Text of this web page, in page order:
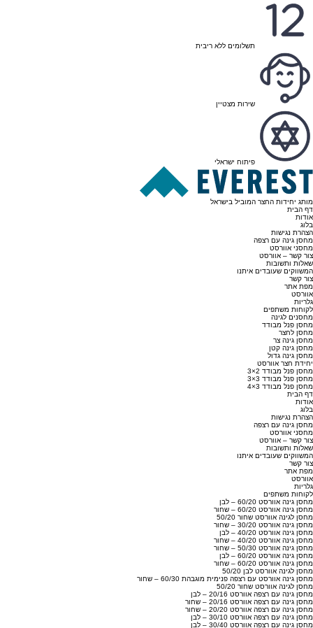
תשלומים ללא ריבית
שירות מצטיין
פיתוח ישראלי
מותג יחידות החצר המוביל בישראל
דף הבית
אודות
בלוג
הצהרת נגישות
מחסן גינה עם רצפה
מחסני אוורסט
צור קשר – אוורסט
שאלות ותשובות
המשווקים שעובדים איתנו
צור קשר
מפת אתר
אוורסט
גלריות
לקוחות משתפים
מחסנים לגינה
מחסן פנל מבודד
מחסן לחצר
מחסן גינה צר
מחסן גינה קטן
מחסן גינה גדול
יחידת חצר אוורסט
מחסן פנל מבודד 2×3
מחסן פנל מבודד 3×3
מחסן פנל מבודד 3×4
דף הבית
אודות
בלוג
הצהרת נגישות
מחסן גינה עם רצפה
מחסני אוורסט
צור קשר – אוורסט
שאלות ותשובות
המשווקים שעובדים איתנו
צור קשר
מפת אתר
אוורסט
גלריות
לקוחות משתפים
מחסן גינה אוורסט 60/20 – לבן
מחסן גינה אוורסט 60/20 – שחור
מחסן לגינה אוורסט שחור 50/20
מחסן גינה אוורסט 30/20 – שחור
מחסן גינה אוורסט 40/20 – לבן
מחסן גינה אוורסט 40/20 – שחור
מחסן גינה אוורסט 50/30 – שחור
מחסן גינה אוורסט 60/20 – לבן
מחסן גינה אוורסט 60/20 – שחור
מחסן לגינה אוורסט לבן 50/20
מחסן גינה אוורסט עם רצפה פנימית מוגבהת 60/30 – שחור
מחסן לגינה אוורסט שחור 50/20
מחסן גינה עם רצפה אוורסט 20/16 – לבן
מחסן גינה עם רצפה אוורסט 20/16 – שחור
מחסן גינה עם רצפה אוורסט 20/20 – שחור
מחסן גינה עם רצפה אוורסט 30/10 – לבן
מחסן גינה עם רצפה אוורסט 30/40 – לבן